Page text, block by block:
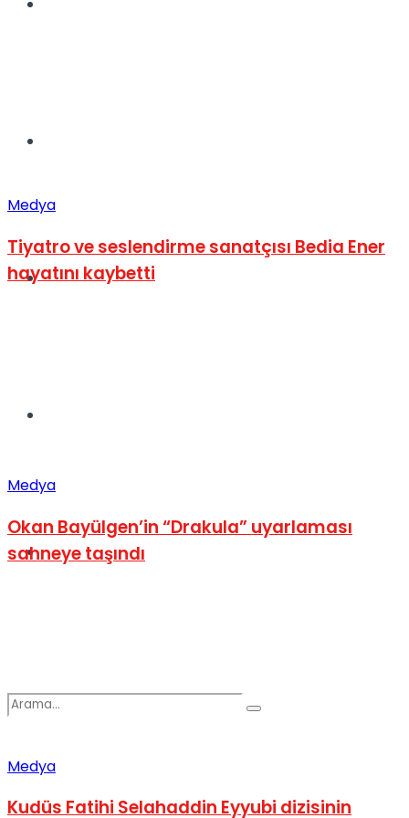
Tatil
Podcast
Medya
Tiyatro ve seslendirme sanatçısı Bedia Ener
hayatını kaybetti
Medya
Okan Bayülgen’in “Drakula” uyarlaması
sahneye taşındı
Medya
Kudüs Fatihi Selahaddin Eyyubi dizisinin